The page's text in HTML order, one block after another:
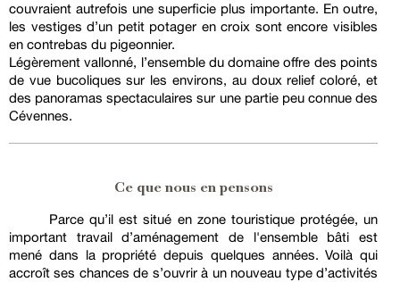
couvraient autrefois une superficie plus importante. En outre,
les vestiges d’un petit potager en croix sont encore visibles
en contrebas du pigeonnier.
Légèrement vallonné, l’ensemble du domaine offre des points
de vue bucoliques sur les environs, au doux relief coloré, et
des panoramas spectaculaires sur une partie peu connue des
Cévennes.
Ce que nous en pensons
Parce qu’il est situé en zone touristique protégée, un
important travail d’aménagement de l'ensemble bâti est
mené dans la propriété depuis quelques années. Voilà qui
accroît ses chances de s’ouvrir à un nouveau type d’activités